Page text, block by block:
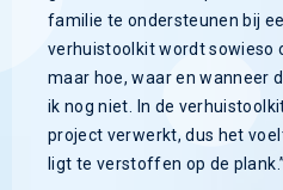
familie te ondersteunen bij
verhuistoolkit wordt sowieso
maar hoe, waar en wanneer
ik nog niet. In de
project verwerkt, dus het
ligt te verstoffen op de plank.”